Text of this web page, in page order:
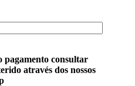
pagamento consultar
através dos nossos